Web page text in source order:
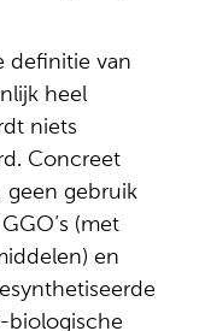
definitie van
heel
niets
Concreet
geen gebruik
(met
en
biologische